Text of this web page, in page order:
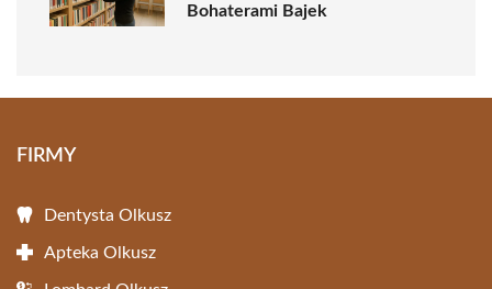
Bohaterami Bajek
FIRMY
Dentysta Olkusz
Apteka Olkusz